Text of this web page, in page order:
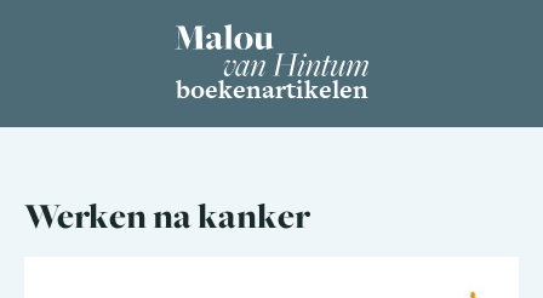
boekenartikelen
Werken na kanker